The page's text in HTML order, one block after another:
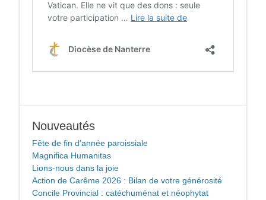
Nouveautés
Fête de fin d’année paroissiale
Magnifica Humanitas
Lions-nous dans la joie
Action de Carême 2026 : Bilan de votre générosité
Concile Provincial : catéchuménat et néophytat